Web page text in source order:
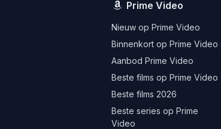
Prime Video
Nieuw op Prime Video
Binnenkort op Prime Video
Aanbod Prime Video
Beste films op Prime Video
Beste films 2026
Beste series op Prime
Video